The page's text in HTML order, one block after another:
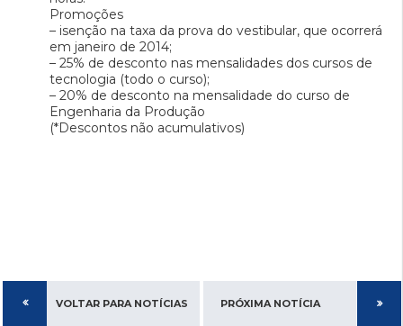
Promoções
– isenção na taxa da prova do vestibular, que ocorrerá
em janeiro de 2014;
– 25% de desconto nas mensalidades dos cursos de
tecnologia (todo o curso);
– 20% de desconto na mensalidade do curso de
Engenharia da Produção
(*Descontos não acumulativos)
VOLTAR PARA NOTÍCIAS PRÓXIMA NOTÍCIA